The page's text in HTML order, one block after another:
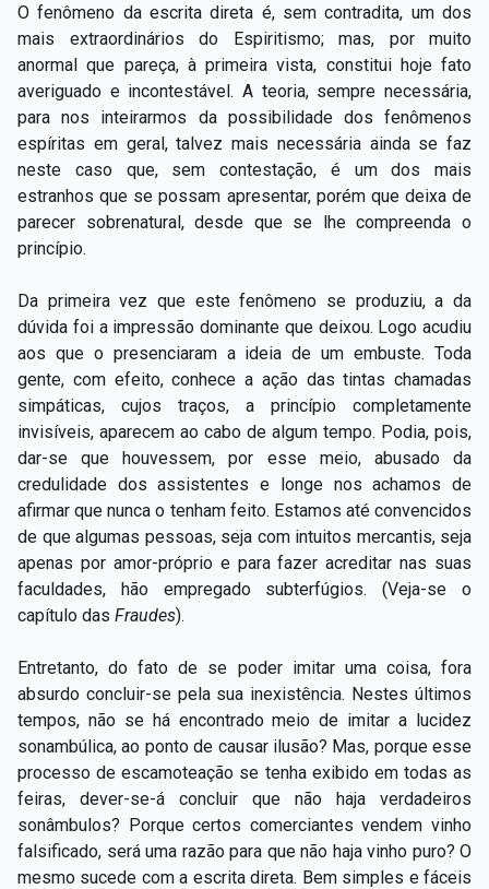
O fenômeno da escrita direta é, sem contradita, um dos
mais extraordinários do Espiritismo; mas, por muito
anormal que pareça, à primeira vista, constitui hoje fato
averiguado e incontestável. A teoria, sempre necessária,
para nos inteirarmos da possibilidade dos fenômenos
espíritas em geral, talvez mais necessária ainda se faz
neste caso que, sem contestação, é um dos mais
estranhos que se possam apresentar, porém que deixa de
parecer sobrenatural, desde que se lhe compreenda o
princípio.
Da primeira vez que este fenômeno se produziu, a da
dúvida foi a impressão dominante que deixou. Logo acudiu
aos que o presenciaram a ideia de um embuste. Toda
gente, com efeito, conhece a ação das tintas chamadas
simpáticas, cujos traços, a princípio completamente
invisíveis, aparecem ao cabo de algum tempo. Podia, pois,
dar-se que houvessem, por esse meio, abusado da
credulidade dos assistentes e longe nos achamos de
afirmar que nunca o tenham feito. Estamos até convencidos
de que algumas pessoas, seja com intuitos mercantis, seja
apenas por amor-próprio e para fazer acreditar nas suas
faculdades, hão empregado subterfúgios. (Veja-se o
capítulo das Fraudes).
Entretanto, do fato de se poder imitar uma coisa, fora
absurdo concluir-se pela sua inexistência. Nestes últimos
tempos, não se há encontrado meio de imitar a lucidez
sonambúlica, ao ponto de causar ilusão? Mas, porque esse
processo de escamoteação se tenha exibido em todas as
feiras, dever-se-á concluir que não haja verdadeiros
sonâmbulos? Porque certos comerciantes vendem vinho
falsificado, será uma razão para que não haja vinho puro? O
mesmo sucede com a escrita direta. Bem simples e fáceis